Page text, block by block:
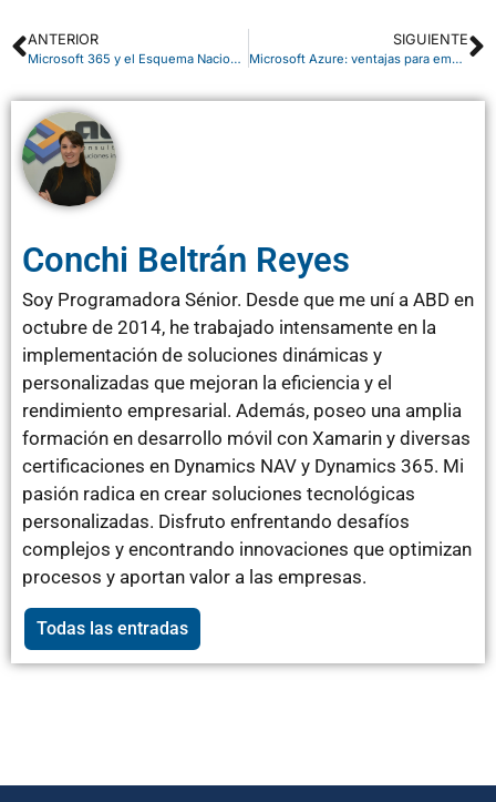
ANTERIOR
Microsoft 365 y el Esquema Nacional de Seguridad (ENS)
SIGUIENTE
Microsoft Azure: ventajas para empresas, backup y continuidad de negocio
Conchi Beltrán Reyes
Soy Programadora Sénior. Desde que me uní a ABD en
octubre de 2014, he trabajado intensamente en la
implementación de soluciones dinámicas y
personalizadas que mejoran la eficiencia y el
rendimiento empresarial. Además, poseo una amplia
formación en desarrollo móvil con Xamarin y diversas
certificaciones en Dynamics NAV y Dynamics 365. Mi
pasión radica en crear soluciones tecnológicas
personalizadas. Disfruto enfrentando desafíos
complejos y encontrando innovaciones que optimizan
procesos y aportan valor a las empresas.
Todas las entradas